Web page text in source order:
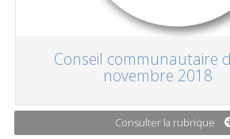
Conseil communautaire
novembre 2018
Consulter la rubrique